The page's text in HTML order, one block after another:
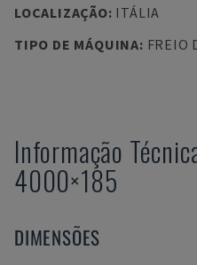
LOCALIZAÇÃO: ITÁLIA
TIPO DE MÁQUINA: FREIO
Informação
4000×185
DIMENSÕES